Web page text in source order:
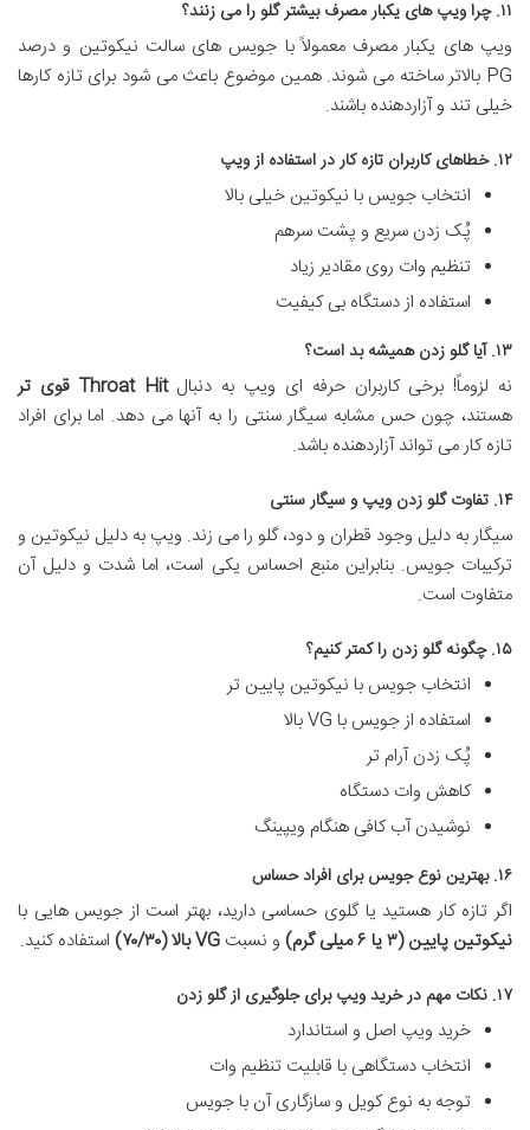
۱۱. چرا ویپ های یکبار مصرف بیشتر گلو را می زنند؟
ویپ های یکبار مصرف معمولاً با جویس های سالت نیکوتین و درصد
PG بالاتر ساخته می شوند. همین موضوع باعث می شود برای تازه کارها
خیلی تند و آزاردهنده باشند.
۱۲. خطاهای کاربران تازه کار در استفاده از ویپ
انتخاب جویس با نیکوتین خیلی بالا
پُک زدن سریع و پشت سرهم
تنظیم وات روی مقادیر زیاد
استفاده از دستگاه بی کیفیت
۱۳. آیا گلو زدن همیشه بد است؟
نه لزوماً! برخی کاربران حرفه ای ویپ به دنبالThroat Hit قوی تر
هستند، چون حس مشابه سیگار سنتی را به آنها می دهد. اما برای افراد
تازه کار می تواند آزاردهنده باشد.
۱۴. تفاوت گلو زدن ویپ و سیگار سنتی
سیگار به دلیل وجود قطران و دود، گلو را می زند. ویپ به دلیل نیکوتین و
ترکیبات جویس. بنابراین منبع احساس یکی است، اما شدت و دلیل آن
متفاوت است.
۱۵. چگونه گلو زدن را کمتر کنیم؟
انتخاب جویس با نیکوتین پایین تر
استفاده از جویس با VG بالا
پُک زدن آرام تر
کاهش وات دستگاه
نوشیدن آب کافی هنگام ویپینگ
۱۶. بهترین نوع جویس برای افراد حساس
اگر تازه کار هستید یا گلوی حساسی دارید، بهتر است از جویس هایی با
نیکوتین پایین (۳ یا ۶ میلی گرم)
و نسبت VG بالا (۷۰/۳۰) استفاده کنید.
۱۷. نکات مهم در خرید ویپ برای جلوگیری از گلو زدن
خرید ویپ اصل و استاندارد
انتخاب دستگاهی با قابلیت تنظیم وات
توجه به نوع کویل و سازگاری آن با جویس